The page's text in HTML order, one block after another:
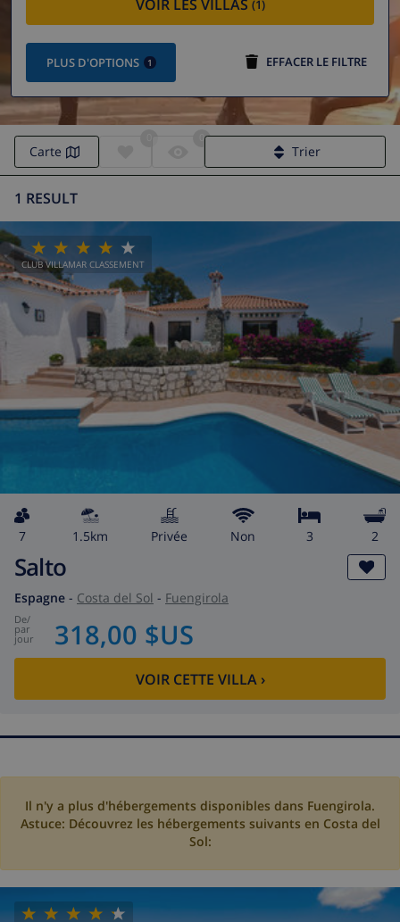
VOIR LES VILLAS (1)
PLUS D'OPTIONS 1 EFFACER LE FILTRE
1 RESULT
Carte Trier
CLUB VILLAMAR CLASSEMENT
7 1.5km privée Non 3 2
Salto
Espagne - Costa del Sol - Fuengirola
de/
par
jour 318,00 $US
VOIR CETTE VILLA›
Il n'y a plus d'hébergements disponibles dans Fuengirola.
Astuce: Découvrez les hébergements suivants en Costa del
Sol: